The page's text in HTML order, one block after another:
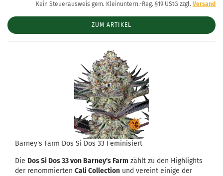
Kein Steuerausweis gem. Kleinuntern.-Reg. §19 UStG zzgl. Versand
ZUM ARTIKEL
Barney's Farm Dos Si Dos 33 Feminisiert
Die Dos Si Dos 33 von Barney's Farm zählt zu den Highlights
der renommierten Cali Collection und vereint einige der